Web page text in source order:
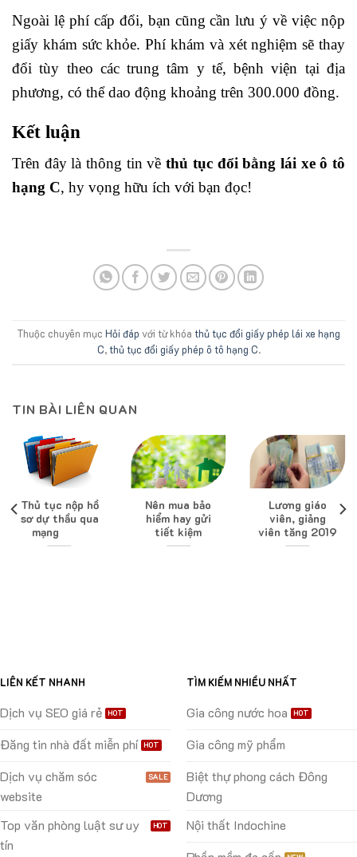
Ngoài lệ phí cấp đổi, bạn cũng cần lưu ý về việc nộp
giấy khám sức khỏe. Phí khám và xét nghiệm sẽ thay
đổi tùy theo các trung tâm y tế, bệnh viện tại địa
phương, có thể dao động khoảng trên 300.000 đồng.
Kết luận
Trên đây là thông tin vềthủ tục đổi bằng lái xe ô tô
hạng C, hy vọng hữu ích với bạn đọc!
Thuộc chuyên mục Hỏi đáp với từ khóa thủ tục đổi giấy phép lái xe hạng
C,thủ tục đổi giấy phép ô tô hạng C.
TIN BÀI LIÊN QUAN
Thủ tục nộp hồ
sơ dự thầu qua
mạng
Nên mua bảo
hiểm hay gửi
tiết kiệm
Lương giáo
viên, giảng
viên tăng 2019
LIÊN KẾT NHANH
Dịch vụ SEO giá rẻ
Đăng tin nhà đất miễn phí
Dịch vụ chăm sóc
website
Top văn phòng luật sư uy
tín
TÌM KIẾM NHIỀU NHẤT
Gia công nước hoa
Gia công mỹ phẩm
Biệt thự phong cách Đông
Dương
Nội thất Indochine